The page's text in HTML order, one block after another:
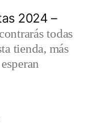
2024 –
todas
tienda, más